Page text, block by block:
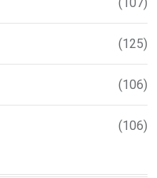
(125)
(106)
(106)